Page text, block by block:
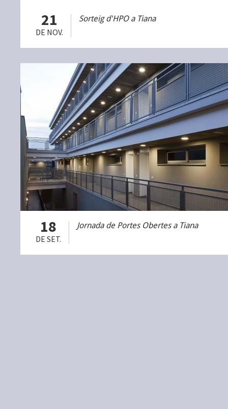
21
DE NOV.
Sorteig d'HPO a Tiana
18
DE SET.
Jornada de Portes Obertes a Tiana